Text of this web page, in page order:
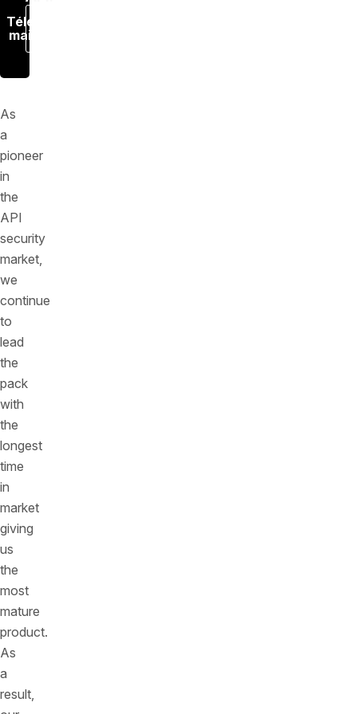
Télécharger
maintenant
As
a
pioneer
in
the
API
security
market,
we
continue
to
lead
the
pack
with
the
longest
time
in
market
giving
us
the
most
mature
product.
As
a
result,